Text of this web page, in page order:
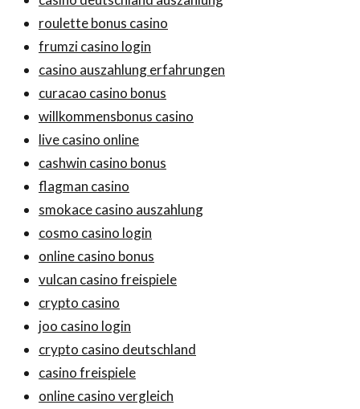
roulette bonus casino
frumzi casino login
casino auszahlung erfahrungen
curacao casino bonus
willkommensbonus casino
live casino online
cashwin casino bonus
flagman casino
smokace casino auszahlung
cosmo casino login
online casino bonus
vulcan casino freispiele
crypto casino
joo casino login
crypto casino deutschland
casino freispiele
online casino vergleich